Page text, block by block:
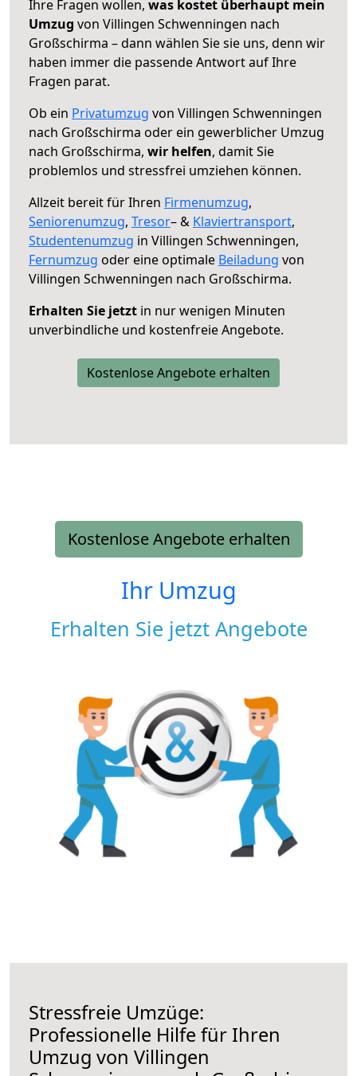
Ihre Fragen wollen, was kostet überhaupt mein
Umzug von Villingen Schwenningen nach
Großschirma – dann wählen Sie sie uns, denn wir
haben immer die passende Antwort auf Ihre
Fragen parat.
Ob ein Privatumzug von Villingen Schwenningen
nach Großschirma oder ein gewerblicher Umzug
nach Großschirma, wir helfen, damit Sie
problemlos und stressfrei umziehen können.
Allzeit bereit für Ihren Firmenumzug,
Seniorenumzug, Tresor– & Klaviertransport,
Studentenumzug in Villingen Schwenningen,
Fernumzug oder eine optimale Beiladung von
Villingen Schwenningen nach Großschirma.
Erhalten Sie jetzt in nur wenigen Minuten
unverbindliche und kostenfreie Angebote.
Kostenlose Angebote erhalten
Kostenlose Angebote erhalten
Ihr Umzug
Erhalten Sie jetzt Angebote
Stressfreie Umzüge:
Professionelle Hilfe für Ihren
Umzug von Villingen